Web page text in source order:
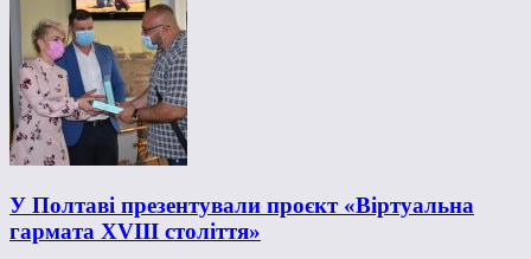
У Полтаві презентували проєкт «Віртуальна
гармата XVIII століття»